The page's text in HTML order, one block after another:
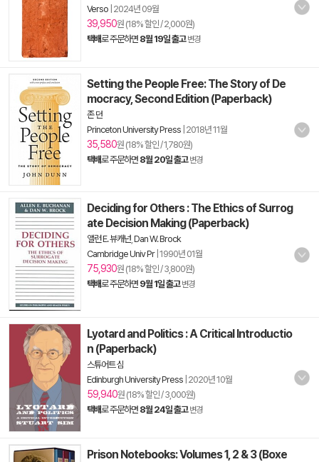
Verso 2024년 09월
39,950원 (18% 할인 / 2,000원)
택배로 주문하면 8월 19일 출고 변경
Setting the People Free: The Story of De
mocracy, Second Edition (Paperback)
존 던
Princeton University Press 2018년 11월
35,580원 (18% 할인 / 1,780원)
택배로 주문하면 8월 20일 출고 변경
Deciding for Others : The Ethics of Surrog
ate Decision Making (Paperback)
앨런 E. 뷰캐넌 Dan W. Brock
Cambridge Univ Pr| 1990년 01월
75,930원 (18% 할인 / 3,800원)
택배로 주문하면 9월 1일 출고 변경
Lyotard and Politics : A Critical Introductio
n (Paperback)
스튜어트 심
Edinburgh University Press 2020년 10월
59,940원 (18% 할인 / 3,000원)
택배로 주문하면 8월 24일 출고 변경
Prison Notebooks: Volumes 1, 2 & 3 (Boxe